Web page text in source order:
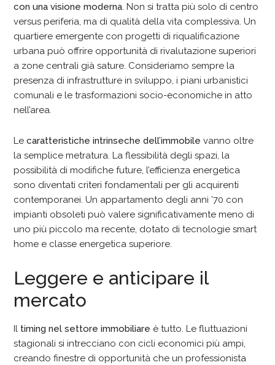
con una visione moderna. Non si tratta più solo di centro
versus periferia, ma di qualità della vita complessiva. Un
quartiere emergente con progetti di riqualificazione
urbana può offrire opportunità di rivalutazione superiori
a zone centrali già sature. Consideriamo sempre la
presenza di infrastrutture in sviluppo, i piani urbanistici
comunali e le trasformazioni socio-economiche in atto
nell’area.
Lecaratteristiche intrinseche dell’immobilevanno oltre
la semplice metratura. La flessibilità degli spazi, la
possibilità di modifiche future, l’efficienza energetica
sono diventati criteri fondamentali per gli acquirenti
contemporanei. Un appartamento degli anni ’70 con
impianti obsoleti può valere significativamente meno di
uno più piccolo ma recente, dotato di tecnologie smart
home e classe energetica superiore.
Leggere e anticipare il
mercato
Il timing nel settore immobiliare è tutto. Le fluttuazioni
stagionali si intrecciano con cicli economici più ampi,
creando finestre di opportunità che un professionista